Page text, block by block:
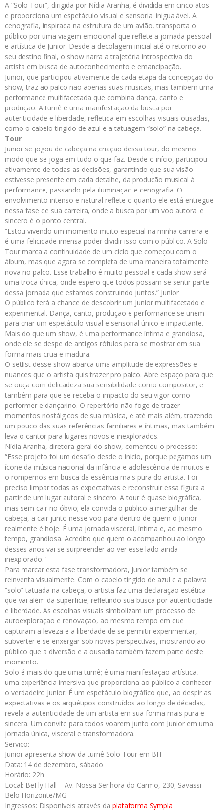
A “Solo Tour”, dirigida por Nídia Aranha, é dividida em cinco atos
e proporciona um espetáculo visual e sensorial inigualável. A
cenografia, inspirada na estrutura de um avião, transporta o
público por uma viagem emocional que reflete a jornada pessoal
e artística de Junior. Desde a decolagem inicial até o retorno ao
seu destino final, o show narra a trajetória introspectiva do
artista em busca de autoconhecimento e emancipação.
Junior, que participou ativamente de cada etapa da concepção do
show, traz ao palco não apenas suas músicas, mas também uma
performance multifacetada que combina dança, canto e
produção. A turnê é uma manifestação da busca por
autenticidade e liberdade, refletida em escolhas visuais ousadas,
como o cabelo tingido de azul e a tatuagem “solo” na cabeça.
Tour
Junior se jogou de cabeça na criação dessa tour, do mesmo
modo que se joga em tudo o que faz. Desde o início, participou
ativamente de todas as decisões, garantindo que sua visão
estivesse presente em cada detalhe, da produção musical à
performance, passando pela iluminação e cenografia. O
envolvimento intenso e natural reflete o quanto ele está entregue
nessa fase de sua carreira, onde a busca por um voo autoral e
sincero é o ponto central.
“Estou vivendo um momento muito especial na minha carreira e
é uma felicidade imensa poder dividir isso com o público. A Solo
Tour marca a continuidade de um ciclo que começou com o
álbum, mas que agora se completa de uma maneira totalmente
nova no palco. Esse trabalho é muito pessoal e cada show será
uma troca única, onde espero que todos possam se sentir parte
dessa jornada que estamos construindo juntos.” Junior
O público terá a chance de descobrir um Junior multifacetado e
experimental. Dança, canto, produção e performance se unem
para criar um espetáculo visual e sensorial único e impactante.
Mais do que um show, é uma performance íntima e grandiosa,
onde ele se despe de antigos rótulos para se mostrar em sua
forma mais crua e madura.
O setlist desse show abarca uma amplitude de expressões e
nuances que o artista quis trazer pro palco. Abre espaço para que
se ouça com delicadeza sua sensibilidade como compositor, e
também para que se receba o impacto do seu vigor como
performer e dançarino. O repertório não foge de trazer
momentos nostálgicos de sua música, e até mais além, trazendo
um pouco das suas referências familiares e íntimas, mas também
leva o cantor para lugares novos e inexplorados.
Nídia Aranha, diretora geral do show, comentou o processo:
“Esse projeto foi um desafio desde o início, porque pegamos um
ícone da música nacional da infância e adolescência de muitos e
o rompemos em busca da essência mais pura do artista. Foi
preciso limpar todas as expectativas e reconstruir essa figura a
partir de um lugar autoral e sincero. A tour é quase biográfica,
mas sem cair no óbvio; ela convida o público a mergulhar de
cabeça, a cair junto nesse voo para dentro de quem o Junior
realmente é hoje. É uma jornada visceral, íntima e, ao mesmo
tempo, grandiosa. Acredito que quem o acompanhou ao longo
desses anos vai se surpreender ao ver esse lado ainda
inexplorado.”
Para marcar esta fase transformadora, Junior também se
reinventa visualmente. Com o cabelo tingido de azul e a palavra
“solo” tatuada na cabeça, o artista faz uma declaração estética
que vai além da superfície, refletindo sua busca por autenticidade
e liberdade. As escolhas visuais simbolizam um processo de
autoexploração e renovação, ao mesmo tempo em que
capturam a leveza e a liberdade de se permitir experimentar,
subverter e se enxergar sob novas perspectivas, mostrando ao
público que a diversão e a ousadia também fazem parte deste
momento.
Solo é mais do que uma turnê; é uma manifestação artística,
uma experiência imersiva que proporciona ao público a conhecer
o verdadeiro Junior. É um espetáculo biográfico que, ao despir as
expectativas e os arquétipos construídos ao longo de décadas,
revela a autenticidade de um artista em sua forma mais pura e
sincera. Um convite para todos voarem junto com Junior em uma
jornada única, visceral e transformadora.
Serviço:
Junior apresenta show da turnê Solo Tour em BH
Data: 14 de dezembro, sábado
Horário: 22h
Local: BeFly Hall – Av. Nossa Senhora do Carmo, 230, Savassi –
Belo Horizonte/MG
Ingressos: Disponíveis através da plataforma Sympla